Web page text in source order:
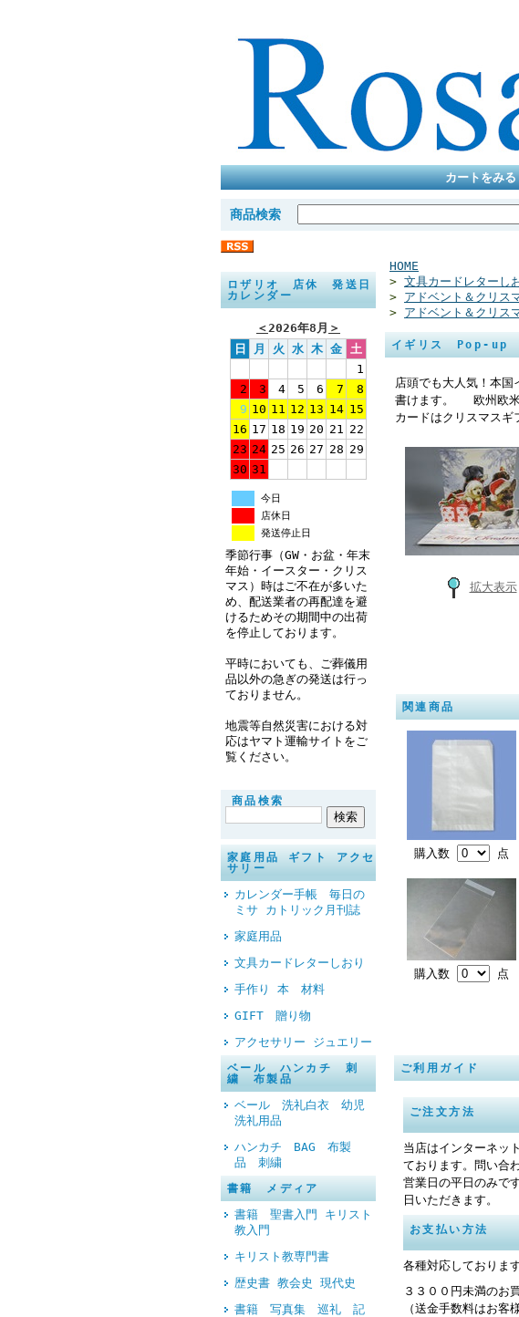
カートをみる
商品検索
ロザリオ 店休 発送日
カレンダー
＜2026年8月 ＞
日
月 火 水 木 金 土
1
2
3 4 5 6 7
8
9 10 11 12 13 14 15
16 17 18 19 20 21 22
23 24 25 26 27 28 29
30 31
今日
店休日
発送停止日
季節行事（GW・お盆・年末
年始・イースター・クリス
マス）時はご不在が多いた
め、配送業者の再配達を避
けるためその期間中の出荷
を停止しております。
平時においても、ご葬儀用
品以外の急ぎの発送は行っ
ておりません。
地震等自然災害における対
応はヤマト運輸サイトをご
覧ください。
商品検索
家庭用品 ギフト アクセ
サリー
カレンダー手帳 毎日の
ミサ カトリック月刊誌
家庭用品
文具カードレターしおり
手作り 本 材料
GIFT 贈り物
アクセサリー ジュエリー
ベール ハンカチ 刺
繍 布製品
ベール 洗礼白衣 幼児
洗礼用品
ハンカチ BAG 布製
品 刺繍
書籍 メディア
書籍 聖書入門 キリスト
教入門
キリスト教専門書
歴史書 教会史 現代史
書籍 写真集 巡礼 記
HOME
> 文具カードレターし
> アドベント＆クリス
> アドベント＆クリス
イギリス Pop-up
店頭でも大人気！本
書けます。 欧州欧米
カードはクリスマス
拡大表示
関連商品
購入数 点
購入数 点
ご利用ガイド
ご注文方法
当店はインターネッ
ております。問い合
営業日の平日のみで
日いただきます。
お支払い方法
各種対応しております
３３００円未満のお
（送金手数料はお客